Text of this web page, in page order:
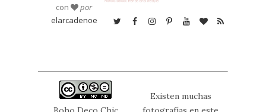
con
por
elarcadenoe
Existen muchas